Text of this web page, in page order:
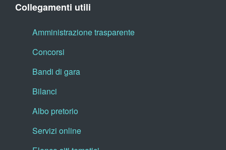
Collegamenti utili
Amministrazione trasparente
Concorsi
Bandi di gara
Bilanci
Albo pretorio
Servizi online